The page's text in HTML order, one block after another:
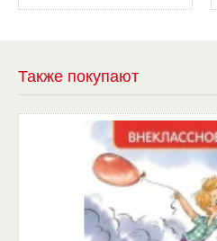
Также покупают